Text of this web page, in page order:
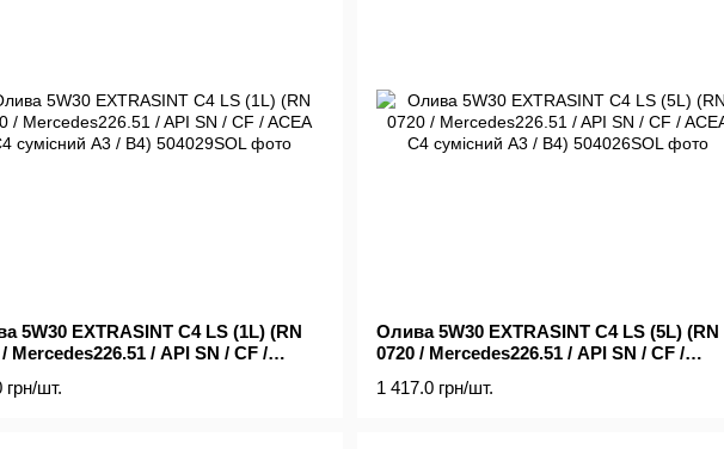
5W30 EXTRASINT C4 LS (1L) (RN
Mercedes226.51 / API SN / CF /
грн/шт.
Олива 5W30 EXTRASINT C4 LS (5L) (RN
0720 / Mercedes226.51 / API SN / CF /
1 417.0 грн/шт.